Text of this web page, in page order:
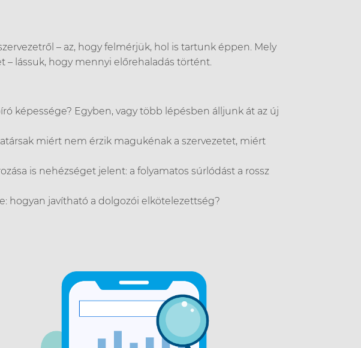
– az, hogy felmérjük, hol is tartunk éppen. Mely
– lássuk, hogy mennyi előrehaladás történt.
képessége? Egyben, vagy több lépésben álljunk át az új
miért nem érzik magukénak a szervezetet, miért
is nehézséget jelent: a folyamatos súrlódást a rossz
hogyan javítható a dolgozói elkötelezettség?